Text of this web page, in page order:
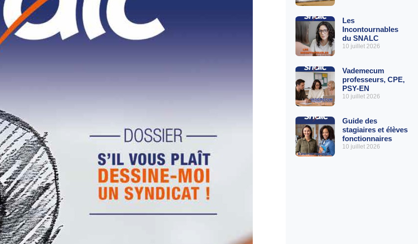
Les
Incontournables
du SNALC
10 juillet 2026
Vademecum
professeurs, CPE,
PSY-EN
10 juillet 2026
Guide des
stagiaires et élèves
fonctionnaires
10 juillet 2026